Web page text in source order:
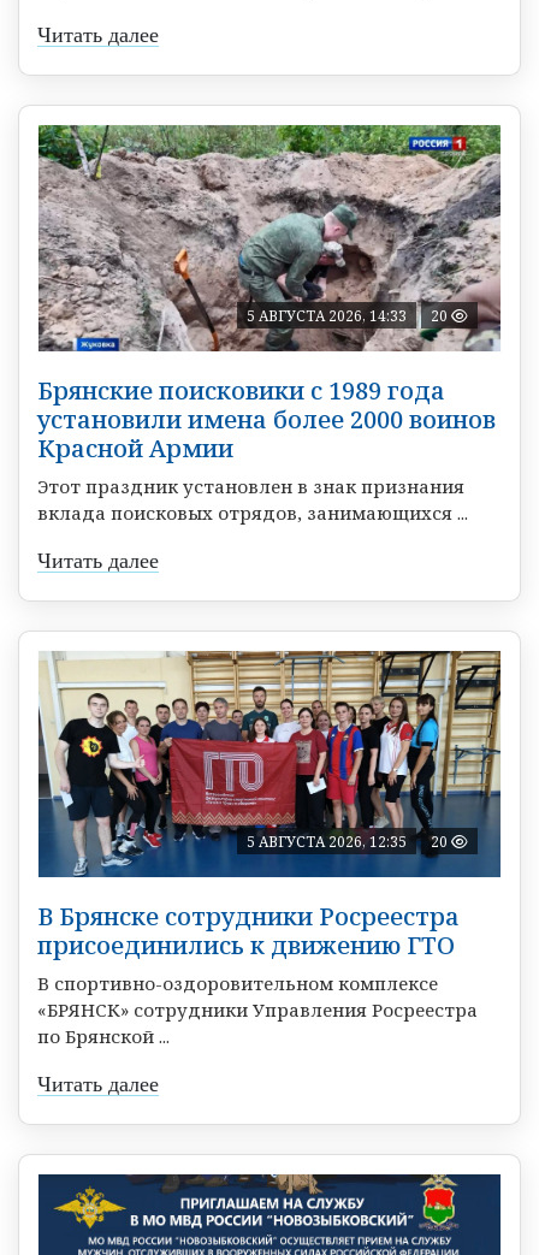
Читать далее
5 АВГУСТА 2026, 14:33 20
Брянские поисковики с 1989 года
установили имена более 2000 воинов
Красной Армии
Этот праздник установлен в знак признания
вклада поисковых отрядов, занимающихся ...
Читать далее
5 АВГУСТА 2026, 12:35 20
В Брянске сотрудники Росреестра
присоединились к движению ГТО
В спортивно-оздоровительном комплексе
«БРЯНСК» сотрудники Управления Росреестра
по Брянской ...
Читать далее